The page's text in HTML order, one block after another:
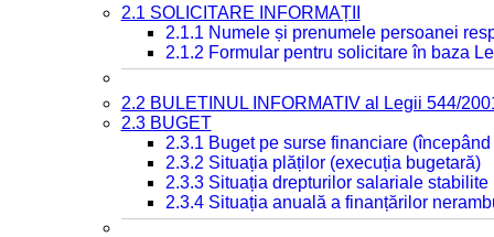
2.1 SOLICITARE INFORMAȚII
2.1.1 Numele și prenumele persoanei
2.1.2 Formular pentru solicitare în baza
2.2 BULETINUL INFORMATIV al Legii 544/
2.3 BUGET
2.3.1 Buget pe surse financiare
2.3.2 Situația plăților (execuția bugetară)
2.3.3 Situația drepturilor salariale
2.3.4 Situația anuală a finanțărilor